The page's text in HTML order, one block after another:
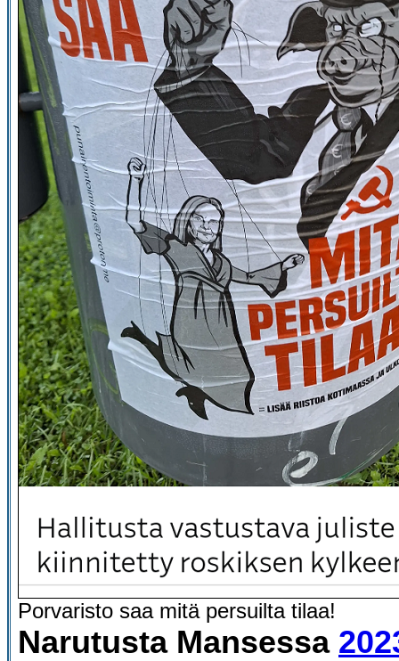
Porvaristo saa mitä persuilta tilaa!
Narutusta Mansessa